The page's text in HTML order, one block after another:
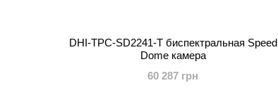
DHI-TPC-SD2241-T биспектральная Speed
Dome камера
60 287 грн